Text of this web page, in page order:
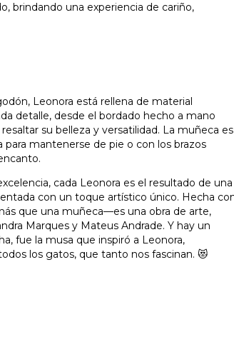
brindando una experiencia de cariño,
Leonora está rellena de material
detalle, desde el bordado hecho a mano
su belleza y versatilidad. La muñeca es
mantenerse de pie o con los brazos
cada Leonora es el resultado de una
con un toque artístico único. Hecha
que una muñeca—es una obra de arte,
Marques y Mateus Andrade. Y hay un
fue la musa que inspiró a Leonora,
los gatos, que tanto nos fascinan. 😻